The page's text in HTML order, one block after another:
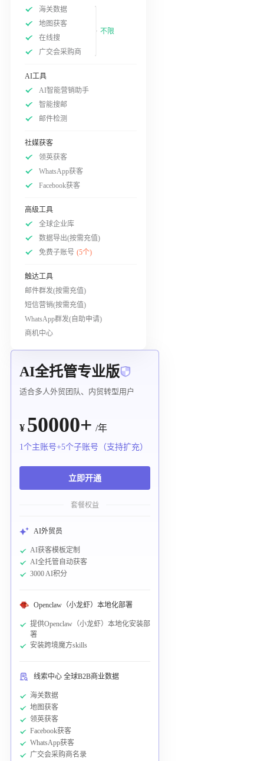
海关数据
地图获客
在线搜
广交会采购商
不限
AI工具
AI智能营销助手
智能搜邮
邮件检测
社媒获客
领英获客
WhatsApp获客
Facebook获客
高级工具
全球企业库
数据导出(按需充值)
免费子账号 (5个)
触达工具
邮件群发(按需充值)
短信营销(按需充值)
WhatsApp群发(自助申请)
商机中心
AI全托管专业版
适合多人外贸团队、内贸转型用户
¥ 50000+ /年
1个主账号+5个子账号（支持扩充）
立即开通
套餐权益
AI外贸员
AI获客模板定制
AI全托管自动获客
3000 AI积分
Openclaw（小龙虾）本地化部署
提供Openclaw（小龙虾）本地化安装部
署
安装跨境魔方skills
线索中心 全球B2B商业数据
海关数据
地图获客
领英获客
Facebook获客
WhatsApp获客
广交会采购商名录